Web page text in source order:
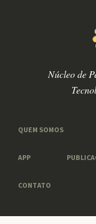
Núcleo de
QUEM SOMOS
APP
CONTATO